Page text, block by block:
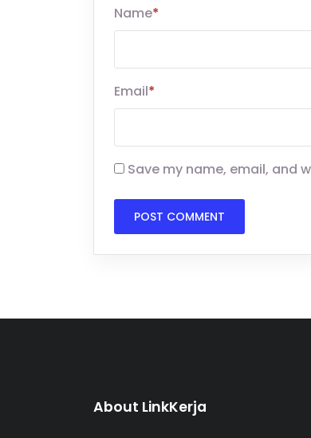
Name*
Email*
Save my name, email, and
About LinkKerja